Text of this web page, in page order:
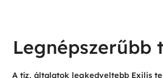
Legnépszerűbb
A tíz, általatok legkedveltebb Exilis